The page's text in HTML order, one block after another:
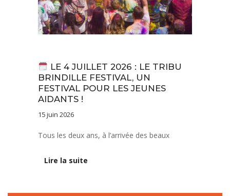
LE 4 JUILLET 2026 : LE TRIBU
BRINDILLE FESTIVAL, UN
FESTIVAL POUR LES JEUNES
AIDANTS !
15 juin 2026
Tous les deux ans, à l’arrivée des beaux
Lire la suite